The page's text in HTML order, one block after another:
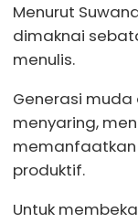
Menurut
dimaknai
menulis.
Generasi
menyaring,
produktif.
Untuk